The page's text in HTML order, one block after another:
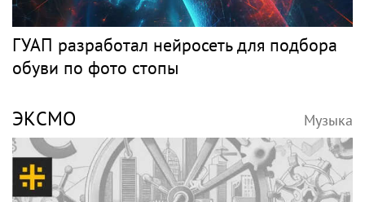
ГУАП разработал нейросеть для подбора
обуви по фото стопы
ЭКСМО Музыка